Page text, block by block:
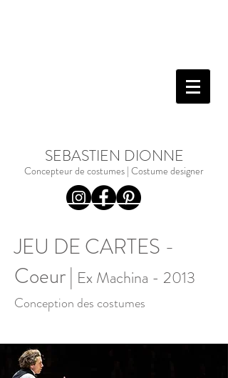
SEBASTIEN DIONNE
Concepteur de costumes | Costume designer
JEU DE CARTES -
Coeur| Ex Machina - 2013
Conception des costumes